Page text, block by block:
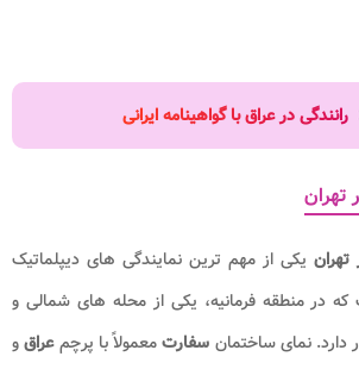
رانندگی در عراق با گواهینامه ایرانی
تهران
یکی از مهم‌ ترین نمایندگی‌ های دیپلماتیک
در منطقه فرمانیه، یکی از محله‌ های شمالی و
دارد. نمای ساختمان سفارتمعمولاً با پرچمعراقو